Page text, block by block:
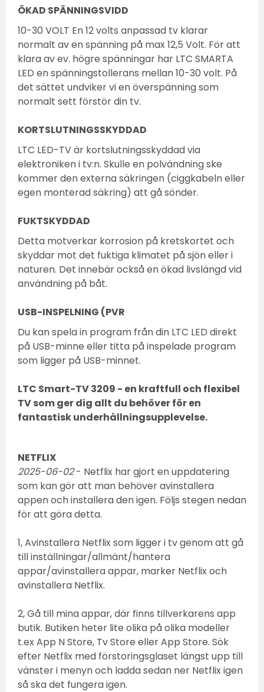
ÖKAD SPÄNNINGSVIDD
10-30 VOLT En 12 volts anpassad tv klarar
normalt av en spänning på max 12,5 Volt. För att
klara av ev. högre spänningar har LTC SMARTA
LED en spänningstollerans mellan 10-30 volt. På
det sättet undviker vi en överspänning som
normalt sett förstör din tv.
KORTSLUTNINGSSKYDDAD
LTC LED-TV är kortslutningsskyddad via
elektroniken i tv:n. Skulle en polvändning ske
kommer den externa säkringen (ciggkabeln eller
egen monterad säkring) att gå sönder.
FUKTSKYDDAD
Detta motverkar korrosion på kretskortet och
skyddar mot det fuktiga klimatet på sjön eller i
naturen. Det innebär också en ökad livslängd vid
användning på båt.
USB-INSPELNING (PVR
Du kan spela in program från din LTC LED direkt
på USB-minne eller titta på inspelade program
som ligger på USB-minnet.
LTC Smart-TV 3209 - en kraftfull och flexibel
TV som ger dig allt du behöver för en
fantastisk underhållningsupplevelse.
NETFLIX
2025-06-02- Netflix har gjort en uppdatering
som kan gör att man behöver avinstallera
appen och installera den igen. Följs stegen nedan
för att göra detta.
1, Avinstallera Netflix som ligger i tv genom att gå
till inställningar/allmänt/hantera
appar/avinstallera appar, marker Netflix och
avinstallera Netflix.
2, Gå till mina appar, där finns tillverkarens app
butik. Butiken heter lite olika på olika modeller
t.ex App N Store, Tv Store eller App Store. Sök
efter Netflix med förstoringsglaset längst upp till
vänster i menyn och ladda sedan ner Netflix igen
så ska det fungera igen.